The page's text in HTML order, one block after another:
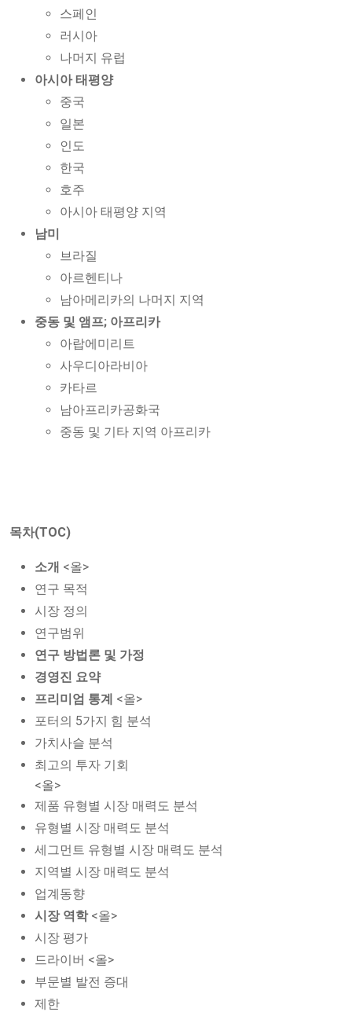
스페인
러시아
나머지 유럽
아시아 태평양
중국
일본
인도
한국
호주
아시아 태평양 지역
남미
브라질
아르헨티나
남아메리카의 나머지 지역
중동 및 앰프; 아프리카
아랍에미리트
사우디아라비아
카타르
남아프리카공화국
중동 및 기타 지역 아프리카
목차(TOC)
소개 <올>
연구 목적
시장 정의
연구범위
연구 방법론 및 가정
경영진 요약
프리미엄 통계 <올>
포터의 5가지 힘 분석
가치사슬 분석
최고의 투자 기회
<올>
제품 유형별 시장 매력도 분석
유형별 시장 매력도 분석
세그먼트 유형별 시장 매력도 분석
지역별 시장 매력도 분석
업계동향
시장 역학<올>
시장 평가
드라이버 <올>
부문별 발전 증대
제한